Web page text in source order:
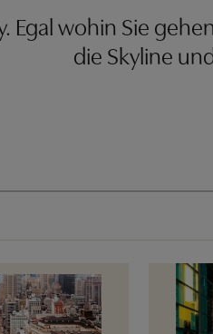
Egal wohin Sie
die Skyline